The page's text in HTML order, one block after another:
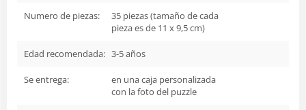
Numero de piezas:
35 piezas (tamaño de cada
pieza es de 11 x 9,5 cm)
Edad recomendada: 3-5 años
Se entrega:
en una caja personalizada
con la foto del puzzle